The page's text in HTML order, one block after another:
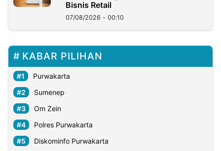
Bisnis Retail
07/08/2026 - 00:10
KABAR PILIHAN
Purwakarta
Sumenep
Om Zein
Polres Purwakarta
Diskominfo Purwakarta